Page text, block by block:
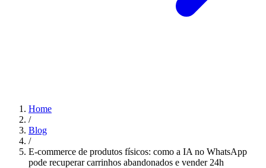
Home
/
Blog
/
E-commerce de produtos físicos: como a IA no WhatsApp
pode recuperar carrinhos abandonados e vender 24h